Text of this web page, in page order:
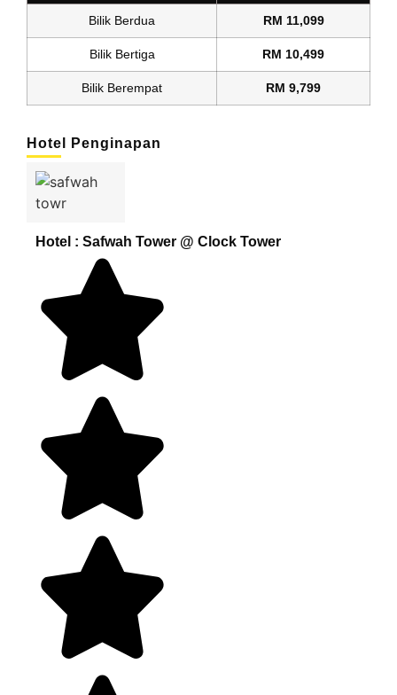
Bilik Berdua RM 11,099
Bilik Bertiga RM 10,499
Bilik Berempat RM 9,799
Hotel Penginapan
Hotel : Safwah Tower @ Clock Tower